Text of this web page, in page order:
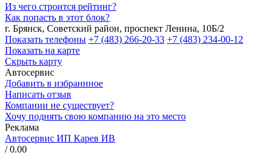
Из чего строится рейтинг?
Как попасть в этот блок?
г. Брянск, Советский район, проспект Ленина, 10Б/2
Показать телефоны +7 (483) 266-20-33 +7 (483) 234-00-12
Показать на карте
Скрыть карту
Автосервис
Добавить в избраннное
Написать отзыв
Компании не существует?
Хочу поднять свою компанию на это место
Реклама
Автосервис ИП Карев ИВ
/ 0.00